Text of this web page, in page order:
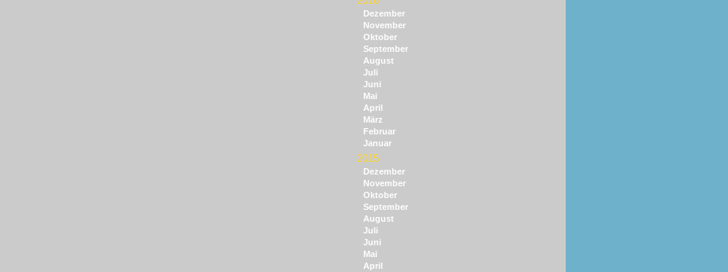
Dezember
November
Oktober
September
August
Juli
Juni
Mai
April
März
Februar
Januar
2015
Dezember
November
Oktober
September
August
Juli
Juni
Mai
April